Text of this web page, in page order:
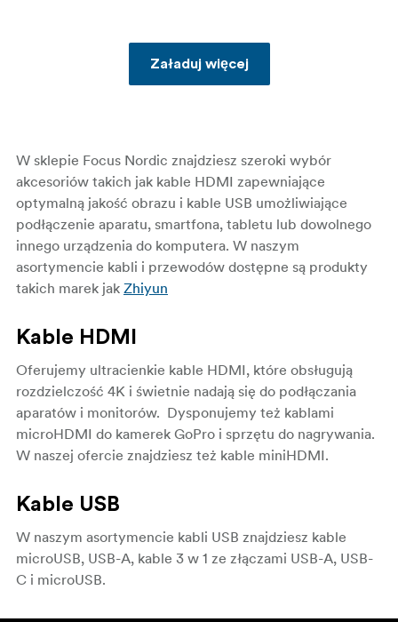
Załaduj więcej
W sklepie Focus Nordic znajdziesz szeroki wybór
akcesoriów takich jak kable HDMI zapewniające
optymalną jakość obrazu i kable USB umożliwiające
podłączenie aparatu, smartfona, tabletu lub dowolnego
innego urządzenia do komputera. W naszym
asortymencie kabli i przewodów dostępne są produkty
takich marek jak Zhiyun
Kable HDMI
Oferujemy ultracienkie kable HDMI, które obsługują
rozdzielczość 4K i świetnie nadają się do podłączania
aparatów i monitorów. Dysponujemy też kablami
microHDMI do kamerek GoPro i sprzętu do nagrywania.
W naszej ofercie znajdziesz też kable miniHDMI.
Kable USB
W naszym asortymencie kabli USB znajdziesz kable
microUSB, USB-A, kable 3 w 1 ze złączami USB-A, USB-
C i microUSB.